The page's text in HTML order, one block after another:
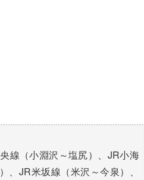
線（小淵沢～塩尻）、JR小海
JR米坂線（米沢～今泉）、